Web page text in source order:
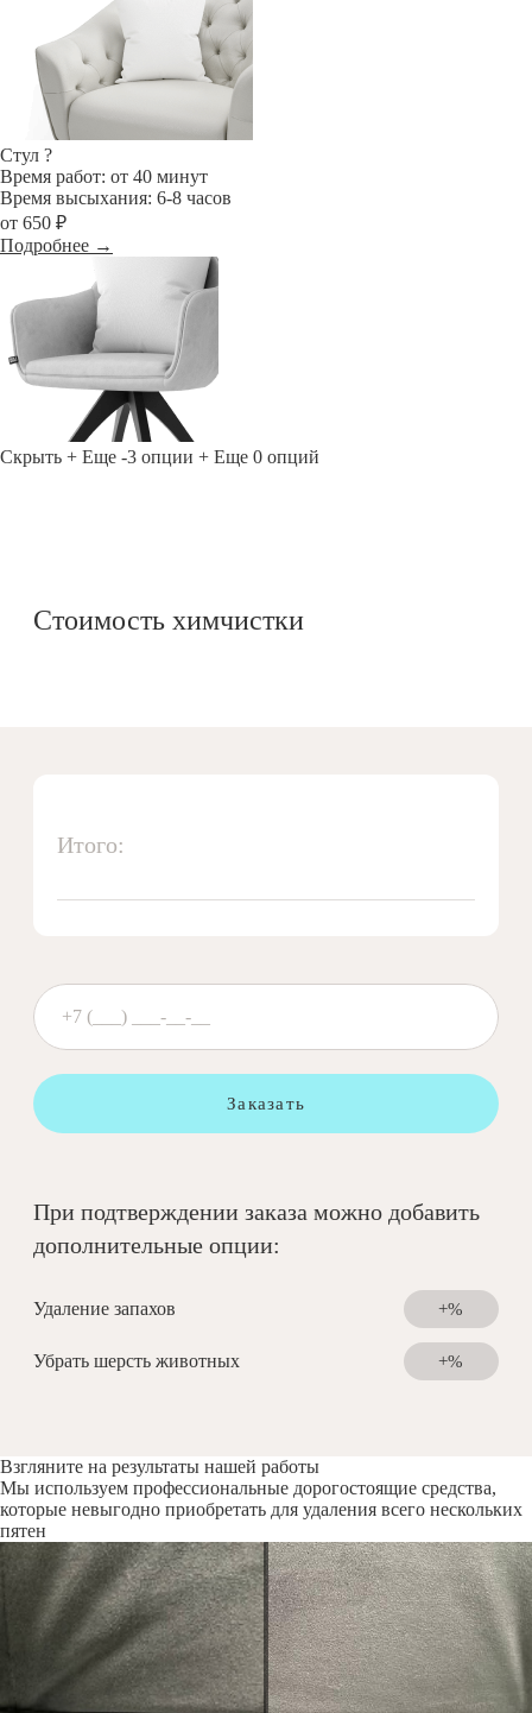
Стул ?
Время работ: от 40 минут
Время высыхания: 6-8 часов
от 650 ₽
Подробнее →
Скрыть + Еще -3 опции + Еще 0 опций
Стоимость химчистки
Итого:
Заказать
При подтверждении заказа можно добавить
дополнительные опции:
Удаление запахов +%
Убрать шерсть животных +%
Взгляните на результаты нашей работы
Мы используем профессиональные дорогостоящие средства,
которые невыгодно приобретать для удаления всего нескольких
пятен